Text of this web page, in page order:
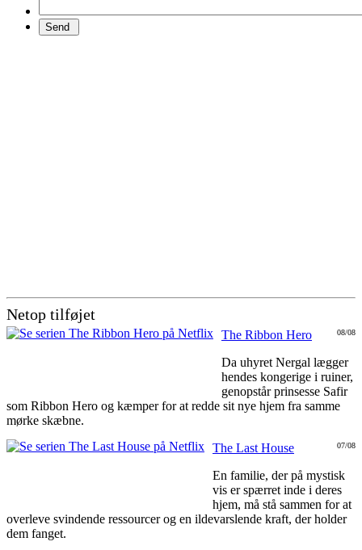
Netop tilføjet
08/08
The Ribbon Hero
Da uhyret Nergal lægger
hendes kongerige i ruiner,
genopstår prinsesse Safir
som Ribbon Hero og kæmper for at redde sit nye hjem fra samme
mørke skæbne.
07/08
The Last House
En familie, der på mystisk
vis er spærret inde i deres
hjem, må stå sammen for at
overleve svindende ressourcer og en ildevarslende kraft, der holder
dem fanget.